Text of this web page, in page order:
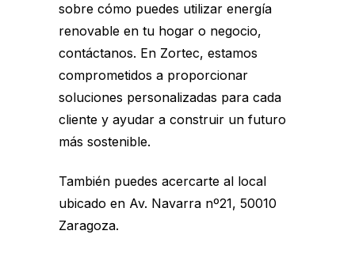
sobre cómo puedes utilizar energía
renovable en tu hogar o negocio,
contáctanos. En Zortec, estamos
comprometidos a proporcionar
soluciones personalizadas para cada
cliente y ayudar a construir un futuro
más sostenible.
También puedes acercarte al local
ubicado en Av. Navarra nº21, 50010
Zaragoza.